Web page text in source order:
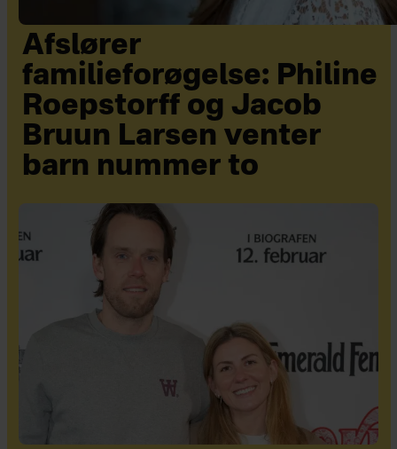
Afslører
familieforøgelse: Philine
Roepstorff og Jacob
Bruun Larsen venter
barn nummer to